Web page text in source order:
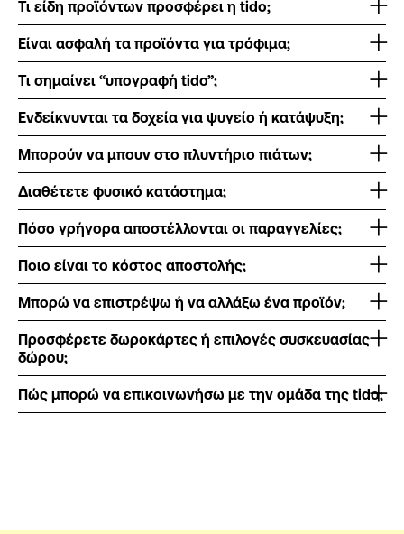
Τι είδη προϊόντων προσφέρει η tido;
Είναι ασφαλή τα προϊόντα για τρόφιμα;
Τι σημαίνει “υπογραφή tido”;
Ενδείκνυνται τα δοχεία για ψυγείο ή κατάψυξη;
Μπορούν να μπουν στο πλυντήριο πιάτων;
Διαθέτετε φυσικό κατάστημα;
Πόσο γρήγορα αποστέλλονται οι παραγγελίες;
Ποιο είναι το κόστος αποστολής;
Μπορώ να επιστρέψω ή να αλλάξω ένα προϊόν;
Προσφέρετε δωροκάρτες ή επιλογές συσκευασίας
δώρου;
Πώς μπορώ να επικοινωνήσω με την ομάδα της tido;